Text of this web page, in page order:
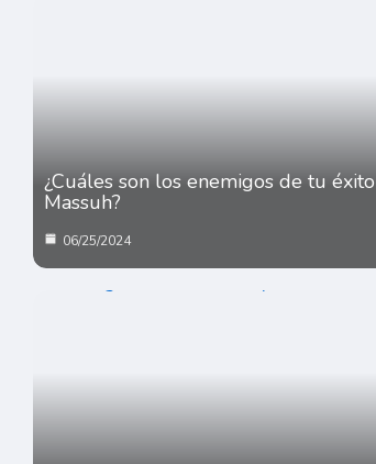
¿Cuáles son los enemigos de tu
Massuh?
06/25/2024